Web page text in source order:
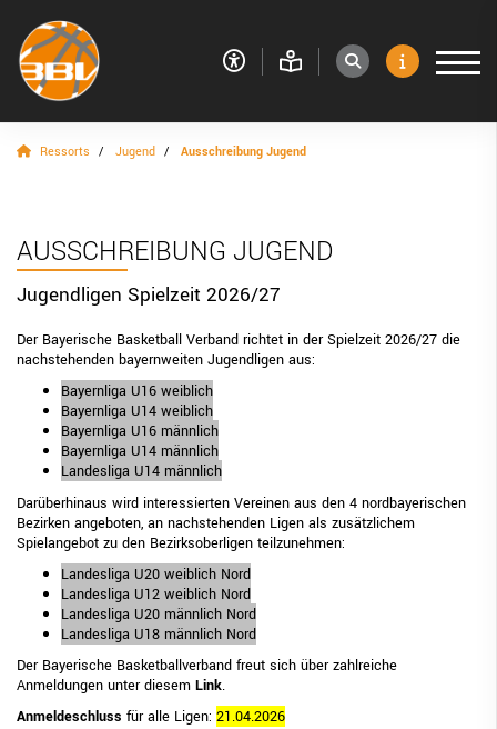
Ressorts Jugend Ausschreibung Jugend
AUSSCHREIBUNG JUGEND
Jugendligen Spielzeit 2026/27
Der Bayerische Basketball Verband richtet in der Spielzeit 2026/27 die
nachstehenden bayernweiten Jugendligen aus:
Bayernliga U16 weiblich
Bayernliga U14 weiblich
Bayernliga U16 männlich
Bayernliga U14 männlich
Landesliga U14 männlich
Darüberhinaus wird interessierten Vereinen aus den 4 nordbayerischen
Bezirken angeboten, an nachstehenden Ligen als zusätzlichem
Spielangebot zu den Bezirksoberligen teilzunehmen:
Landesliga U20 weiblich Nord
Landesliga U12 weiblich Nord
Landesliga U20 männlich Nord
Landesliga U18 männlich Nord
Der Bayerische Basketballverband freut sich über zahlreiche
Anmeldungen unter diesem Link.
Anmeldeschluss für alle Ligen: 21.04.2026
VERBAND
Sport
Jugend
Aktuelles aus dem Jugendbereich
Ausschreibung Jugend
Meisterschaften
Mann-Mann-Verteidigung
BBV-Camps
Sonderteilnahme-Berechtigung (STB)
Trainer
Schiedsrichter
Breitensport